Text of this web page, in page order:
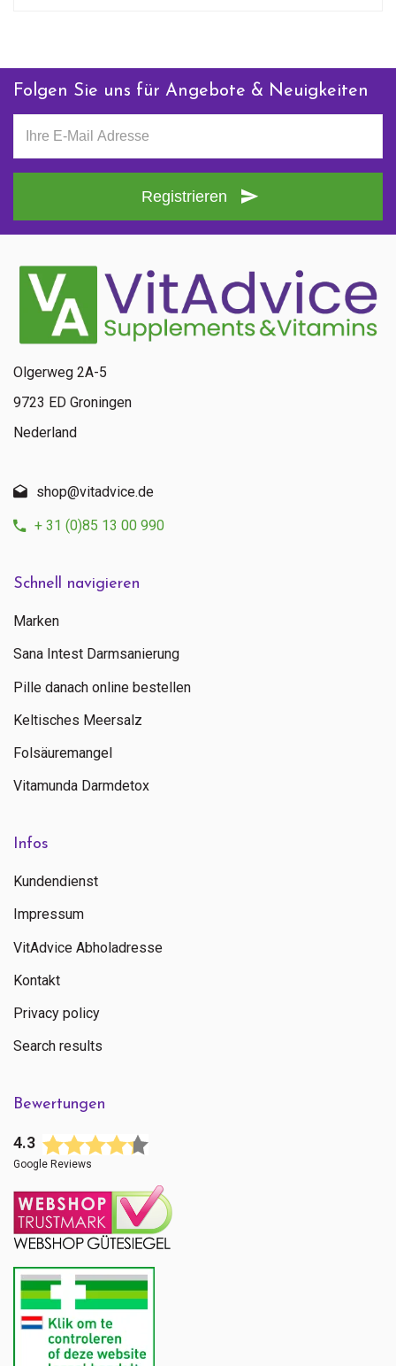
Folgen Sie uns für Angebote & Neuigkeiten
Registrieren
Schnell navigieren
Marken
Sana Intest Darmsanierung
Pille danach online bestellen
Keltisches Meersalz
Folsäuremangel
Vitamunda Darmdetox
Infos
Kundendienst
Impressum
VitAdvice Abholadresse
Kontakt
Privacy policy
Search results
Bewertungen
4.3
Google Reviews
Olgerweg 2A-5
9723 ED Groningen
Nederland
shop@vitadvice.de
+ 31 (0)85 13 00 990